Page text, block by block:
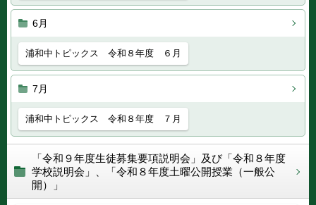
6月
浦和中トピックス 令和８年度 ６月
7月
浦和中トピックス 令和８年度 ７月
「令和９年度生徒募集要項説明会」及び「令和８年度
学校説明会」、「令和８年度土曜公開授業（一般公
開）」